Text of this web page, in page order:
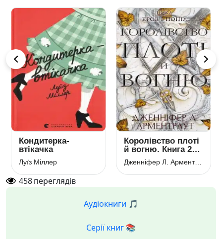
Кондитерка-
втікачка
Луїз Міллер
Королівство плоті
й вогню. Книга 2
(Кров і попіл)
Дженніфер Л. Арментраут
458переглядів
Аудіокниги 🎵
Серії книг 📚